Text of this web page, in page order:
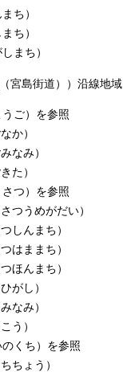
ち）
ち）
まち）
宮島街道））沿線地域
ご）を参照
か）
なみ）
た）
つ）を参照
つうめがだい）
しんまち）
はままち）
ほんまち）
がし）
なみ）
う）
のくち）を参照
ちょう）